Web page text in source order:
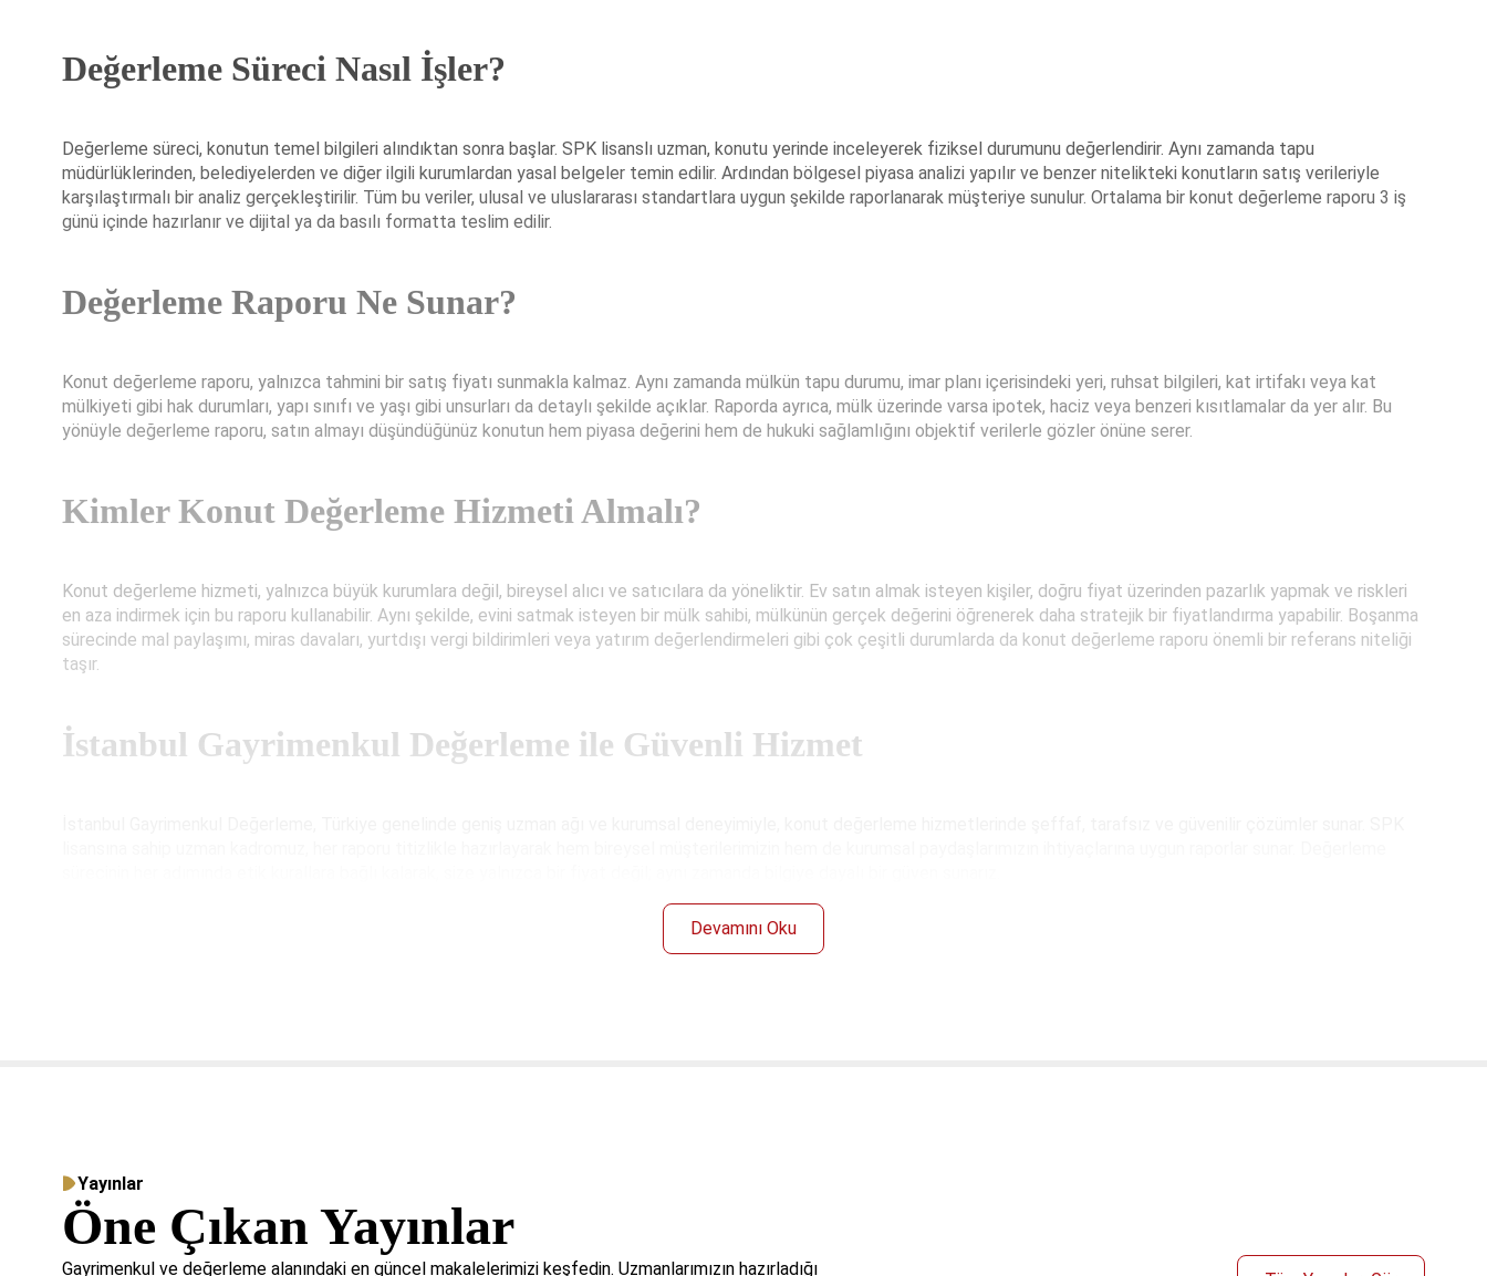
Değerleme Süreci Nasıl İşler?
Değerleme süreci, konutun temel bilgileri alındıktan sonra başlar. SPK lisanslı uzman, konutu yerinde inceleyerek fiziksel durumunu değerlendirir. Aynı zamanda tapu
müdürlüklerinden, belediyelerden ve diğer ilgili kurumlardan yasal belgeler temin edilir. Ardından bölgesel piyasa analizi yapılır ve benzer nitelikteki konutların satış verileriyle
karşılaştırmalı bir analiz gerçekleştirilir. Tüm bu veriler, ulusal ve uluslararası standartlara uygun şekilde raporlanarak müşteriye sunulur. Ortalama bir konut değerleme raporu 3 iş
günü içinde hazırlanır ve dijital ya da basılı formatta teslim edilir.
Değerleme Raporu Ne Sunar?
Konut değerleme raporu, yalnızca tahmini bir satış fiyatı sunmakla kalmaz. Aynı zamanda mülkün tapu durumu, imar planı içerisindeki yeri, ruhsat bilgileri, kat irtifakı veya kat
mülkiyeti gibi hak durumları, yapı sınıfı ve yaşı gibi unsurları da detaylı şekilde açıklar. Raporda ayrıca, mülk üzerinde varsa ipotek, haciz veya benzeri kısıtlamalar da yer alır. Bu
yönüyle değerleme raporu, satın almayı düşündüğünüz konutun hem piyasa değerini hem de hukuki sağlamlığını objektif verilerle gözler önüne serer.
Kimler Konut Değerleme Hizmeti Almalı?
Konut değerleme hizmeti, yalnızca büyük kurumlara değil, bireysel alıcı ve satıcılara da yöneliktir. Ev satın almak isteyen kişiler, doğru fiyat üzerinden pazarlık yapmak ve riskleri
en aza indirmek için bu raporu kullanabilir. Aynı şekilde, evini satmak isteyen bir mülk sahibi, mülkünün gerçek değerini öğrenerek daha stratejik bir fiyatlandırma yapabilir. Boşanma
sürecinde mal paylaşımı, miras davaları, yurtdışı vergi bildirimleri veya yatırım değerlendirmeleri gibi çok çeşitli durumlarda da konut değerleme raporu önemli bir referans niteliği
taşır.
İstanbul Gayrimenkul Değerleme ile Güvenli Hizmet
Devamını Oku
Yayınlar
Öne Çıkan Yayınlar
Gayrimenkul ve değerleme alanındaki en güncel makalelerimizi keşfedin. Uzmanlarımızın hazırladığı